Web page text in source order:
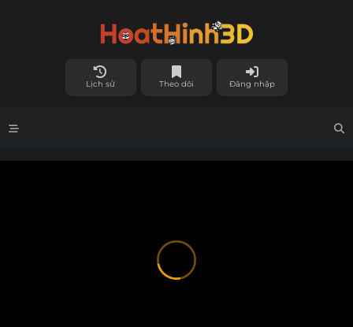
Lịch sử Theo dõi Đăng nhập